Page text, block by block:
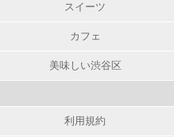
スイーツ
カフェ
美味しい渋谷区
利用規約